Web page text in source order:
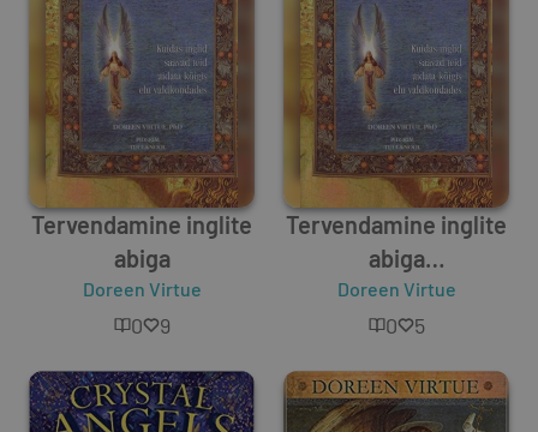
Tervendamine inglite
abiga
Doreen Virtue
0 9
Tervendamine inglite
abiga
ennustamiskaardid
Doreen Virtue
0 5